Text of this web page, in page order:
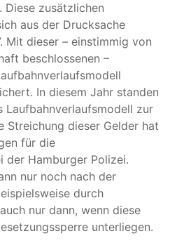
Diese zusätzlichen
aus der Drucksache
Mit dieser – einstimmig von
beschlossenen –
In diesem Jahr standen
Laufbahnverlaufsmodell zur
Streichung dieser Gelder hat
für die
der Hamburger Polizei.
nur noch nach der
durch
nur dann, wenn diese
unterliegen.